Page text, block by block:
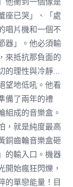
座已哭」、「處
唱片機和一個不
器」。他必須輸
來抵抗那負面的
的理性與冷靜…
望地低吼。他看
備了兩年的禮
組成的音樂盒。
，就是純度最高
銅齒輪音樂盒砸
的輸入口。機器
開始瘋狂閃爍，
的單戀能量！目